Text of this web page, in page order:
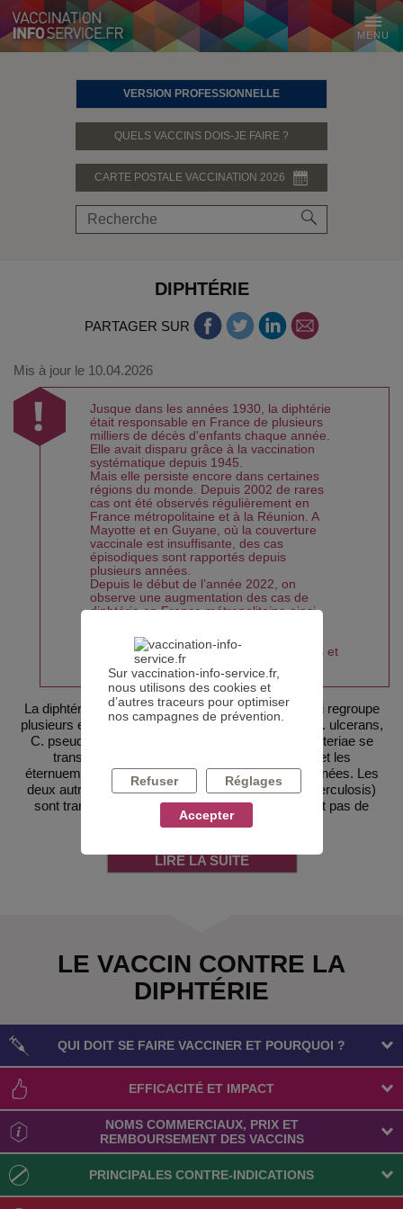
MENU
VERSION PROFESSIONNELLE
QUELS VACCINS DOIS-JE FAIRE ?
CARTE POSTALE VACCINATION 2026
DIPHTÉRIE
PARTAGER SUR
Mis à jour le 10.04.2026
Jusque dans les années 1930, la diphtérie
était responsable en France de plusieurs
milliers de décès d'enfants chaque année.
Elle avait disparu grâce à la vaccination
systématique depuis 1945.
Mais elle persiste encore dans certaines
régions du monde. Depuis 2002 de rares
cas ont été observés régulièrement en
France métropolitaine et à la Réunion. A
Mayotte et en Guyane, où la couverture
vaccinale est insuffisante, des cas
épisodiques sont rapportés depuis
plusieurs années.
Depuis le début de l’année 2022, on
observe une augmentation des cas de
diphtérie en France métropolitaine ainsi
métropolitaine, la majorité des cas sont
rapportés chez des personnes migrantes et
chez des voyageurs.
La diphtérie est une maladie due à unebactérie
qui regroupe
plusieurs espèces (Corynebacterium diphtheriae, C. ulcerans,
C. pseudotuberculosis). Très contagieuse, C. diphteriae se
transmet de personne à personne par la toux et les
éternuements, ou par contact avec des plaies cutanées. Les
deux autres bactérie (C. ulcerans et C. pseudotuberculosis)
sont transmises par les animaux, et on ne connait pas de
transmission interhumaine.
LIRE LA SUITE
LE VACCIN CONTRE LA
DIPHTÉRIE
QUI DOIT SE FAIRE VACCINER ET POURQUOI ?
EFFICACITÉ ET IMPACT
NOMS COMMERCIAUX, PRIX ET
REMBOURSEMENT DES VACCINS
PRINCIPALES CONTRE-INDICATIONS
Sur vaccination-info-service.fr,
nous utilisons des cookies et
d’autres traceurs pour optimiser
nos campagnes de prévention.
Refuser Réglages
Accepter